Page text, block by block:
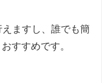
ますし、誰でも簡
すすめです。